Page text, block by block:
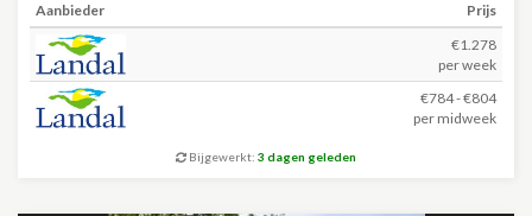
Aanbieder
Prijs
€1.278
per week
€784 - €804
per midweek
Bijgewerkt: 3 dagen geleden